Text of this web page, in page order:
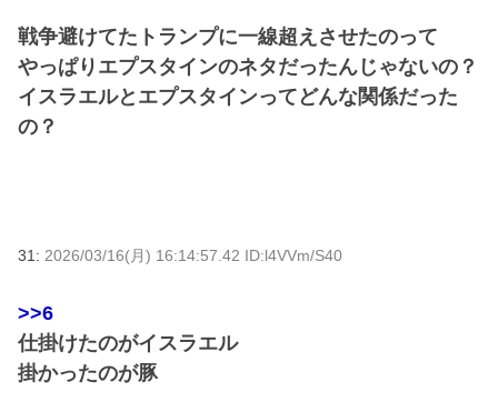
戦争避けてたトランプに一線超えさせたのって
やっぱりエプスタインのネタだったんじゃないの？
イスラエルとエプスタインってどんな関係だった
の？
31: 2026/03/16(月) 16:14:57.42 ID:l4VVm/S40
>>6
仕掛けたのがイスラエル
掛かったのが豚